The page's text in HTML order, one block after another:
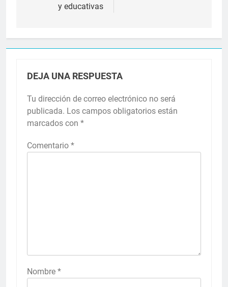
y educativas
DEJA UNA RESPUESTA
Tu dirección de correo electrónico no será
publicada. Los campos obligatorios están
marcados con *
Comentario *
Nombre *